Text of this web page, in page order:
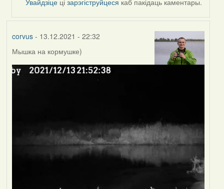
corvus
Увайдзіце цізарэгіструйцеся каб пакідаць каментары.
corvus- 13.12.2021 - 22:32
Мышка на кормушке)